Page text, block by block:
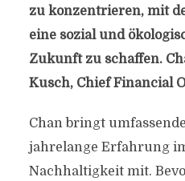
zu konzentrieren, mit
eine sozial und
Zukunft zu schaffen.
Kusch, Chief Financial
Chan bringt
jahrelange Erfahrung
Nachhaltigkeit mit.